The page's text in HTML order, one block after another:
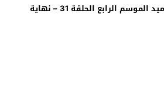
مسلسل السلطان عبد الحميد الموسم الرابع الحلقة 31 – نهاية